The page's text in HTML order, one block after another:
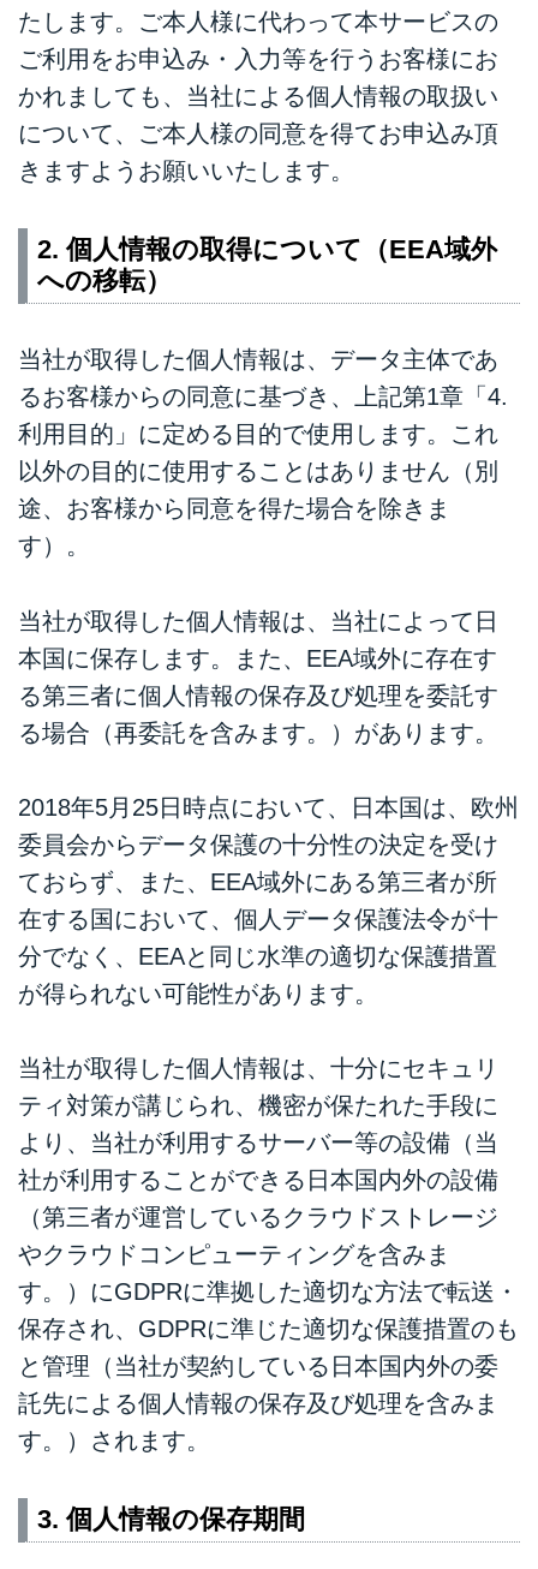
たします。ご本人様に代わって本サービスの
ご利用をお申込み・入力等を行うお客様にお
かれましても、当社による個人情報の取扱い
について、ご本人様の同意を得てお申込み頂
きますようお願いいたします。
2. 個人情報の取得について（EEA域外
への移転）
当社が取得した個人情報は、データ主体であ
るお客様からの同意に基づき、上記第1章「4.
利用目的」に定める目的で使用します。これ
以外の目的に使用することはありません（別
途、お客様から同意を得た場合を除きま
す）。
当社が取得した個人情報は、当社によって日
本国に保存します。また、EEA域外に存在す
る第三者に個人情報の保存及び処理を委託す
る場合（再委託を含みます。）があります。
2018年5月25日時点において、日本国は、欧州
委員会からデータ保護の十分性の決定を受け
ておらず、また、EEA域外にある第三者が所
在する国において、個人データ保護法令が十
分でなく、EEAと同じ水準の適切な保護措置
が得られない可能性があります。
当社が取得した個人情報は、十分にセキュリ
ティ対策が講じられ、機密が保たれた手段に
より、当社が利用するサーバー等の設備（当
社が利用することができる日本国内外の設備
（第三者が運営しているクラウドストレージ
やクラウドコンピューティングを含みま
す。）にGDPRに準拠した適切な方法で転送・
保存され、GDPRに準じた適切な保護措置のも
と管理（当社が契約している日本国内外の委
託先による個人情報の保存及び処理を含みま
す。）されます。
3. 個人情報の保存期間